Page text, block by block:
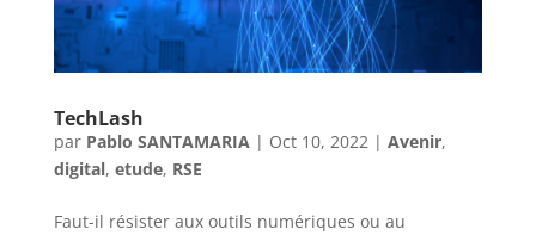
TechLash
par Pablo SANTAMARIA | Oct 10, 2022 | Avenir,
digital, etude, RSE
Faut-il résister aux outils numériques ou au